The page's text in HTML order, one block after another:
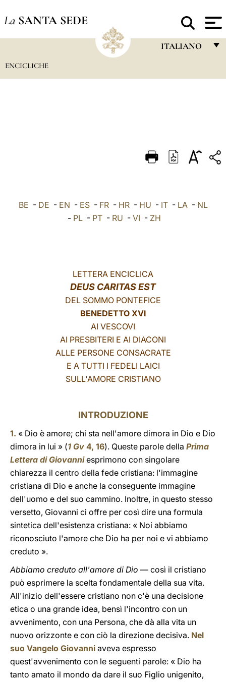
La SANTA SEDE
ITALIANO
DEUTSCH
العربيّة
中文
ENCICLICHE
BE - DE - EN - ES- FR- HR- HU - IT- LA- NL
- PL- PT- RU - VI - ZH
LETTERA ENCICLICA
DEUS CARITAS EST
DEL SOMMO PONTEFICE
BENEDETTO XVI
AI VESCOVI
AI PRESBITERI E AI DIACONI
ALLE PERSONE CONSACRATE
E A TUTTI I FEDELI LAICI
SULL'AMORE CRISTIANO
INTRODUZIONE
1. « Dio è amore; chi sta nell'amore dimora in Dio e Dio
dimora in lui » (1 Gv 4, 16). Queste parole della Prima
Lettera di Giovanniesprimono con singolare
chiarezza il centro della fede cristiana: l'immagine
cristiana di Dio e anche la conseguente immagine
dell'uomo e del suo cammino. Inoltre, in questo stesso
versetto, Giovanni ci offre per così dire una formula
sintetica dell'esistenza cristiana: « Noi abbiamo
riconosciuto l'amore che Dio ha per noi e vi abbiamo
creduto ».
Abbiamo creduto all'amore di Dio — così il cristiano
può esprimere la scelta fondamentale della sua vita.
All'inizio dell'essere cristiano non c'è una decisione
etica o una grande idea, bensì l'incontro con un
avvenimento, con una Persona, che dà alla vita un
nuovo orizzonte e con ciò la direzione decisiva. Nel
suo Vangelo Giovanni aveva espresso
quest'avvenimento con le seguenti parole: « Dio ha
tanto amato il mondo da dare il suo Figlio unigenito,